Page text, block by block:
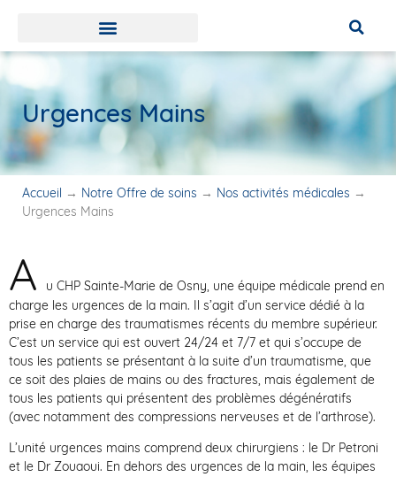
Urgences Mains
Accueil → Notre Offre de soins → Nos activités médicales →
Urgences Mains
A
u CHP Sainte-Marie de Osny, une équipe médicale prend en
charge les urgences de la main. Il s’agit d’un service dédié à la
prise en charge des traumatismes récents du membre supérieur.
C’est un service qui est ouvert 24/24 et 7/7 et qui s’occupe de
tous les patients se présentant à la suite d’un traumatisme, que
ce soit des plaies de mains ou des fractures, mais également de
tous les patients qui présentent des problèmes dégénératifs
(avec notamment des compressions nerveuses et de l’arthrose).
L’unité urgences mains comprend deux chirurgiens : le Dr Petroni
et le Dr Zouaoui. En dehors des urgences de la main, les équipes